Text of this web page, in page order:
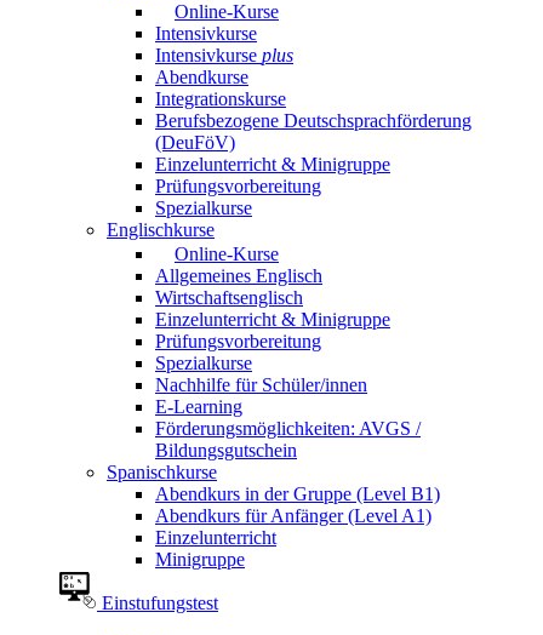
Online-Kurse
Intensivkurse
Intensivkurse plus
Abendkurse
Integrationskurse
Berufsbezogene Deutschsprachförderung
(DeuFöV)
Einzelunterricht & Minigruppe
Prüfungsvorbereitung
Spezialkurse
Englischkurse
Online-Kurse
Allgemeines Englisch
Wirtschaftsenglisch
Einzelunterricht & Minigruppe
Prüfungsvorbereitung
Spezialkurse
Nachhilfe für Schüler/innen
E-Learning
Förderungsmöglichkeiten: AVGS /
Bildungsgutschein
Spanischkurse
Abendkurs in der Gruppe (Level B1)
Abendkurs für Anfänger (Level A1)
Einzelunterricht
Minigruppe
Einstufungstest